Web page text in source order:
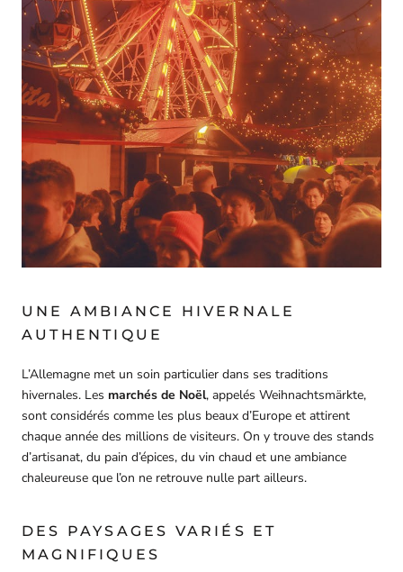
UNE AMBIANCE HIVERNALE
AUTHENTIQUE
L’Allemagne met un soin particulier dans ses traditions
hivernales. Les marchés de Noël, appelés Weihnachtsmärkte,
sont considérés comme les plus beaux d’Europe et attirent
chaque année des millions de visiteurs. On y trouve des stands
d’artisanat, du pain d’épices, du vin chaud et une ambiance
chaleureuse que l’on ne retrouve nulle part ailleurs.
DES PAYSAGES VARIÉS ET
MAGNIFIQUES